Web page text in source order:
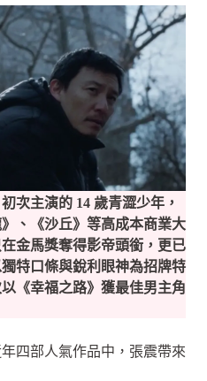
次主演的 14 歲青澀少年，
、《沙丘》等高成本商業大
金馬獎奪得影帝頭銜，更已
特口條與銳利眼神為招牌特
《幸福之路》獲最佳男主角
四部人氣作品中，張震帶來